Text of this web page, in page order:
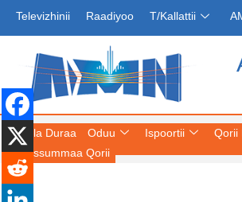
Televizhinii Raadiyoo T/Kallattii
Fuula Duraa Oduu Ispoortii Qorii
Keessummaa Qorii